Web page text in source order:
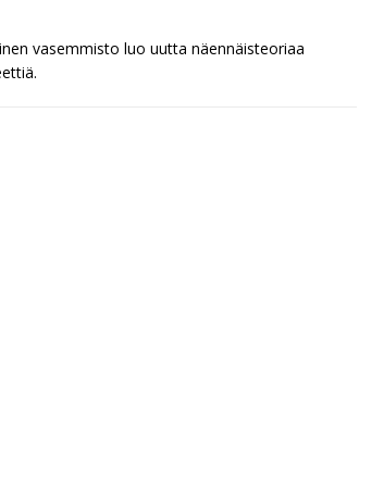
vasemmisto luo uutta näennäisteoriaa